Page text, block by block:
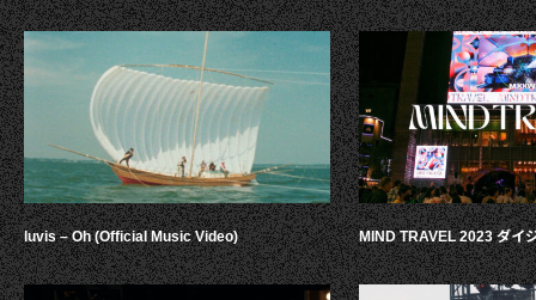
luvis – Oh (Official Music Video) MIND TRAVEL 2023 ダイ